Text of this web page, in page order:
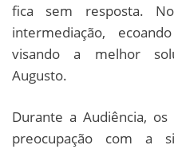
fica sem resposta.
intermediação,
visando a melhor
Augusto.
Durante a Audiência,
preocupação com a